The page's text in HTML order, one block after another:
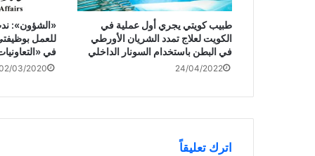
طبيب كويتي يجري أول عملية في
الكويت لعلاج تمدد الشريان الأورطي
في البطن باستخدام السونار الداخلي
24/04/2022
للعمل
في
03/2020
اترك تعليقاً